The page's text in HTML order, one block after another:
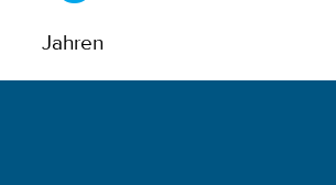
Jahren